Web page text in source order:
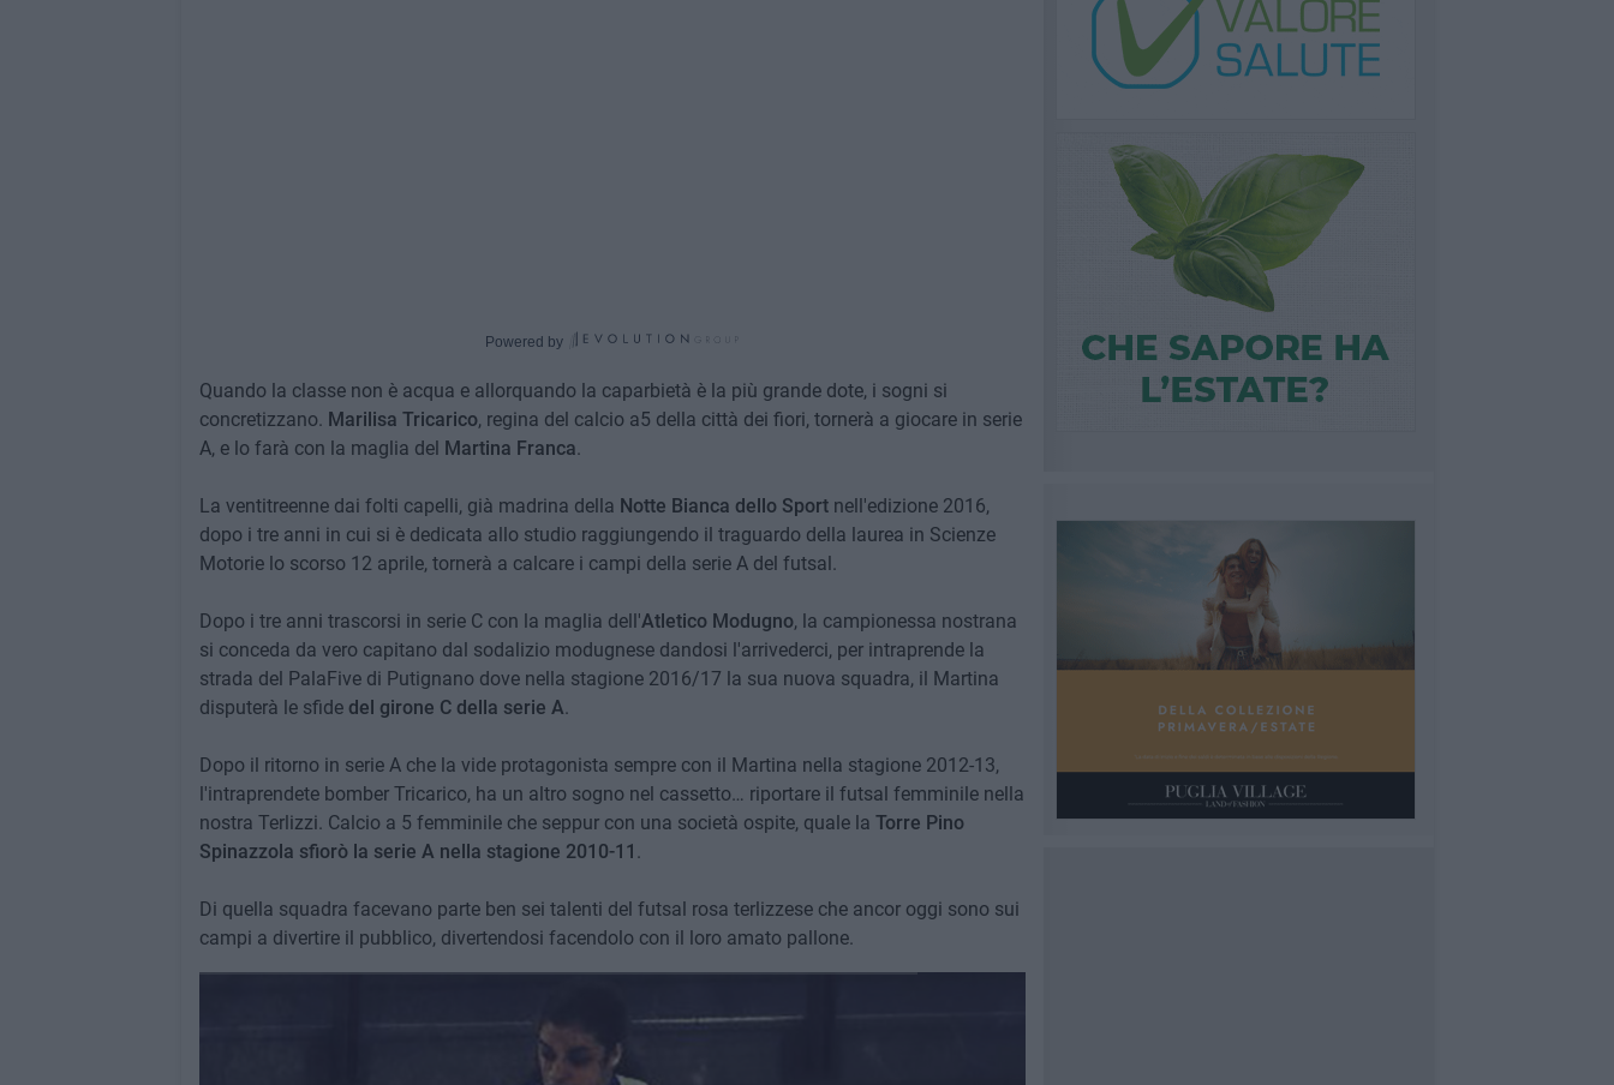
Powered by
Quando la classe non è acqua e allorquando la caparbietà è la più grande dote, i sogni si
concretizzano. Marilisa Tricarico, regina del calcio a5 della città dei fiori, tornerà a giocare in serie
A, e lo farà con la maglia del Martina Franca.
La ventitreenne dai folti capelli, già madrina della Notte Bianca dello Sportnell'edizione 2016,
dopo i tre anni in cui si è dedicata allo studio raggiungendo il traguardo della laurea in Scienze
Motorie lo scorso 12 aprile, tornerà a calcare i campi della serie A del futsal.
Dopo i tre anni trascorsi in serie C con la maglia dell'Atletico Modugno, la campionessa nostrana
si conceda da vero capitano dal sodalizio modugnese dandosi l'arrivederci, per intraprende la
strada del PalaFive di Putignano dove nella stagione 2016/17 la sua nuova squadra, il Martina
disputerà le sfide del girone C della serie A.
Dopo il ritorno in serie A che la vide protagonista sempre con il Martina nella stagione 2012-13,
l'intraprendete bomber Tricarico, ha un altro sogno nel cassetto… riportare il futsal femminile nella
nostra Terlizzi. Calcio a 5 femminile che seppur con una società ospite, quale la Torre Pino
Spinazzola sfiorò la serie A nella stagione 2010-11 .
Di quella squadra facevano parte ben sei talenti del futsal rosa terlizzese che ancor oggi sono sui
campi a divertire il pubblico, divertendosi facendolo con il loro amato pallone.